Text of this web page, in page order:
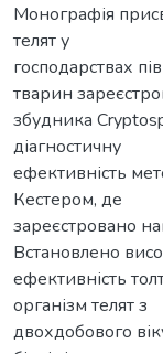
Монографія
телят у
господарствах
тварин
збудника
діагностичну
ефективність
Кестером, де
зареєстровано
Встановлено
ефективність
організм телят з
двохдобового